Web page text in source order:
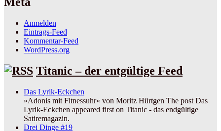
Anmelden
Eintrags-Feed
Kommentar-Feed
WordPress.org
Titanic – der entgültige Feed
Das Lyrik-Eckchen
»Adonis mit Fitnessuhr« von Moritz Hürtgen The post Das
Lyrik-Eckchen appeared first on Titanic - das endgültige
Satiremagazin.
Drei Dinge #19